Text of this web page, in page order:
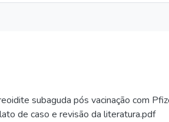
subaguda pós vacinação com
de caso e revisão da literatura.pdf